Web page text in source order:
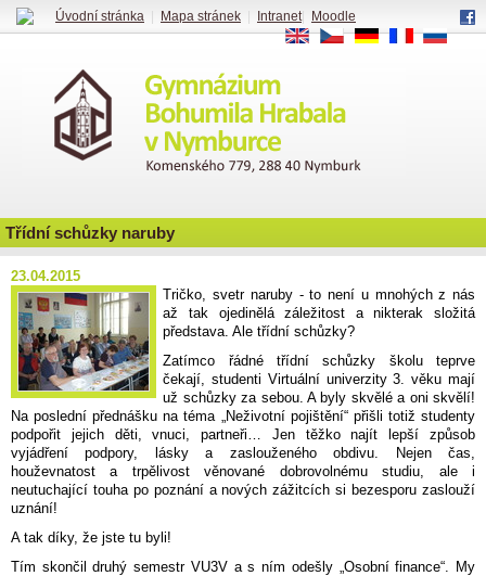
Třídní schůzky naruby
23.04.2015
Tričko, svetr naruby - to není u mnohých z nás
až tak ojedinělá záležitost a nikterak složitá
představa. Ale třídní schůzky?
Zatímco řádné třídní schůzky školu teprve
čekají, studenti Virtuální univerzity 3. věku mají
už schůzky za sebou. A byly skvělé a oni skvělí!
Na poslední přednášku na téma „Neživotní pojištění“ přišli totiž studenty
podpořit jejich děti, vnuci, partneři… Jen těžko najít lepší způsob
vyjádření podpory, lásky a zaslouženého obdivu. Nejen čas,
houževnatost a trpělivost věnované dobrovolnému studiu, ale i
neutuchající touha po poznání a nových zážitcích si bezesporu zaslouží
uznání!
A tak díky, že jste tu byli!
Tím skončil druhý semestr VU3V a s ním odešly „Osobní finance“. My
Úvodní stránka Mapa stránek Intranet|
Moodle
EN
CS DE FR RU